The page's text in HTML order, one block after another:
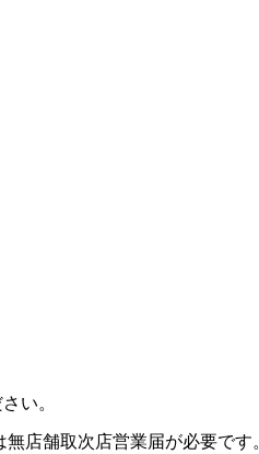
い。
店舗取次店営業届が必要です。